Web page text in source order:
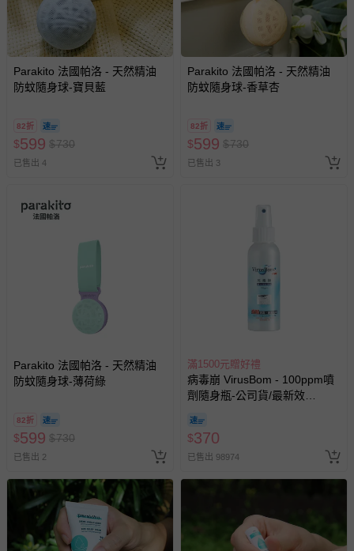
Parakito 法國帕洛 - 天然精油
防蚊隨身球-寶貝藍
82折
$599 $730
已售出 4
Parakito 法國帕洛 - 天然精油
防蚊隨身球-香草杏
82折
$599 $730
已售出 3
Parakito 法國帕洛 - 天然精油
防蚊隨身球-薄荷綠
82折
$599 $730
已售出 2
滿1500元贈好禮
病毒崩 VirusBom - 100ppm噴
劑隨身瓶-公司貨/最新效
$370
已售出 98974